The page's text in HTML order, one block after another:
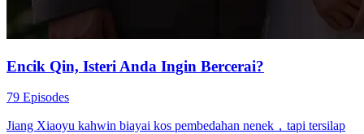
Encik Qin, Isteri Anda Ingin Bercerai?
79 Episodes
Jiang Xiaoyu kahwin biayai kos pembedahan nenek，tapi tersilap